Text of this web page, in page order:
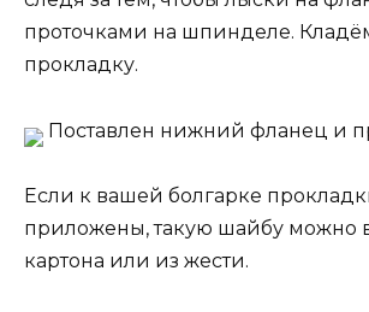
проточками на шпинделе.
прокладку.
Поставлен нижний фланец и
Если к вашей болгарке
приложены, такую шайбу можно
картона или из жести.